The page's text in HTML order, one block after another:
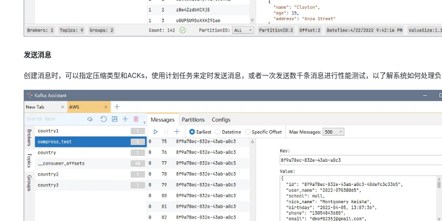
发送消息
创建消息时，可以指定压缩类型和ACKs，使用计划任务来定时发送消息，或者一次发送数千条消息进行性能测试，以了解系统如何处理